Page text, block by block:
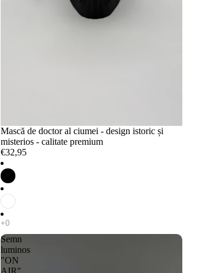
Mască de doctor al ciumei - design istoric și
misterios - calitate premium
€32,95
Semn
luminos
"ON